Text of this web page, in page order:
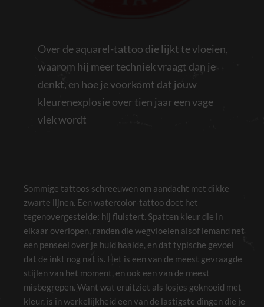
Over de aquarel-tattoo die lijkt te vloeien,
waarom hij meer techniek vraagt dan je
denkt, en hoe je voorkomt dat jouw
kleurenexplosie over tien jaar een vage
vlek wordt
Sommige tattoos schreeuwen om aandacht met dikke
zwarte lijnen. Een watercolor-tattoo doet het
tegenovergestelde: hij fluistert. Spatten kleur die in
elkaar overlopen, randen die wegvloeien alsof iemand net
een penseel over je huid haalde, en dat typische gevoel
dat de inkt nog nat is. Het is een van de meest gevraagde
stijlen van het moment, en ook een van de meest
misbegrepen. Want wat eruitziet als losjes geknoeid met
kleur, is in werkelijkheid een van de lastigste dingen die je